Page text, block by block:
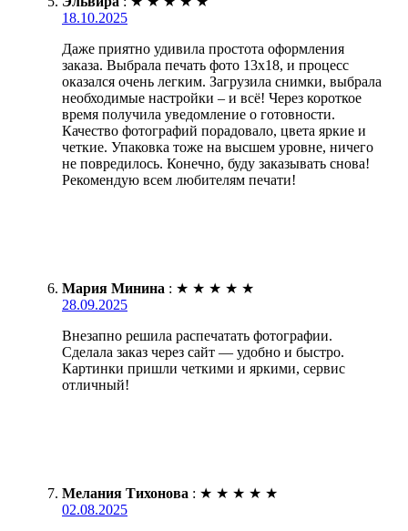
18.10.2025
Даже приятно удивила простота оформления
заказа. Выбрала печать фото 13х18, и процесс
оказался очень легким. Загрузила снимки, выбрала
необходимые настройки – и всё! Через короткое
время получила уведомление о готовности.
Качество фотографий порадовало, цвета яркие и
четкие. Упаковка тоже на высшем уровне, ничего
не повредилось. Конечно, буду заказывать снова!
Рекомендую всем любителям печати!
Мария Минина : ★ ★ ★ ★ ★
28.09.2025
Внезапно решила распечатать фотографии.
Сделала заказ через сайт — удобно и быстро.
Картинки пришли четкими и яркими, сервис
отличный!
Мелания Тихонова : ★ ★ ★ ★ ★
02.08.2025